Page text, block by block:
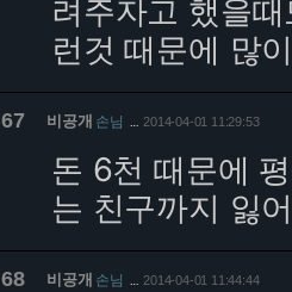
려주자고 했을
런것 때문에 많
67 비공개 손님 2014-04-01 11:29:53
돈 6천 때문에
는 친구까지 잃
68 비공개 손님 2014-04-01 11:44:44